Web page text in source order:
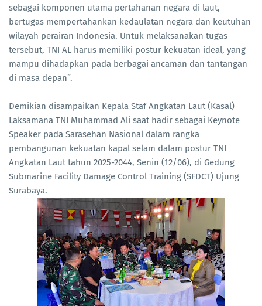
sebagai komponen utama pertahanan negara di laut,
bertugas mempertahankan kedaulatan negara dan keutuhan
wilayah perairan Indonesia. Untuk melaksanakan tugas
tersebut, TNI AL harus memiliki postur kekuatan ideal, yang
mampu dihadapkan pada berbagai ancaman dan tantangan
di masa depan”.
Demikian disampaikan Kepala Staf Angkatan Laut (Kasal)
Laksamana TNI Muhammad Ali saat hadir sebagai Keynote
Speaker pada Sarasehan Nasional dalam rangka
pembangunan kekuatan kapal selam dalam postur TNI
Angkatan Laut tahun 2025-2044, Senin (12/06), di Gedung
Submarine Facility Damage Control Training (SFDCT) Ujung
Surabaya.